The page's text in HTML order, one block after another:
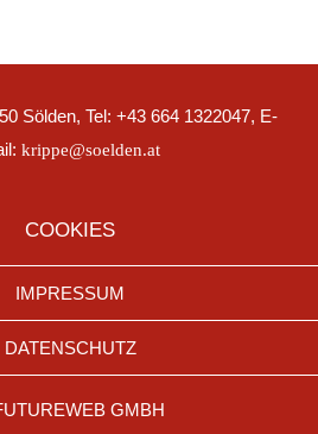
Sölden, Tel: +43 664 1322047, E-
krippe@soelden.at
COOKIES
IMPRESSUM
DATENSCHUTZ
GMBH